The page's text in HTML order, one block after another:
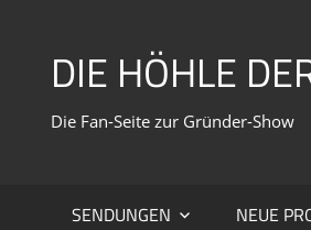
springenDIE HÖHLE
Die Fan-Seite zur Gründer-Show
SENDUNGEN NEUE